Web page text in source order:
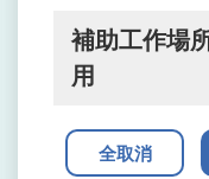
補助工作場
用
全取消